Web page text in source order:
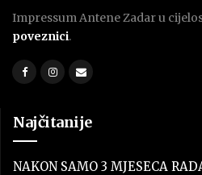
Impressum Antene Zadar u
poveznici.
Najčitanije
NAKON SAMO 3 MJESECA